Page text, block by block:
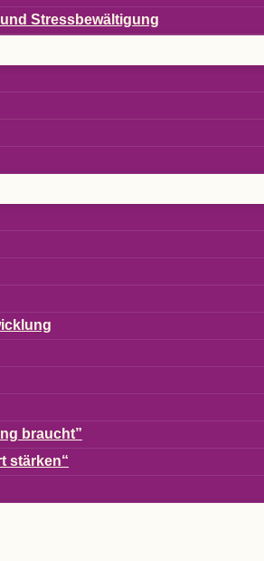
Stressbewältigung
braucht”
stärken“